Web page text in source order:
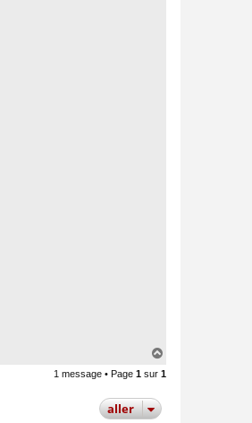
u
1 message • Page 1 sur 1
aller